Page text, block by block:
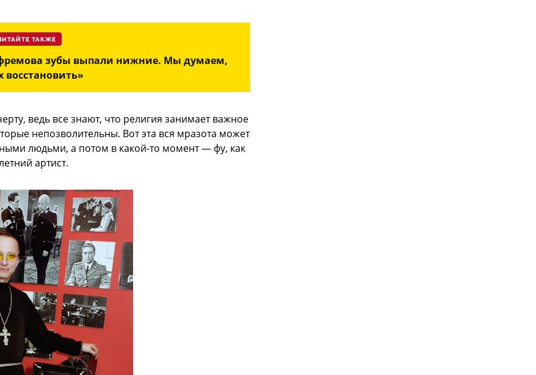
ТАКЖЕ
зубы выпали нижние. Мы думаем,
восстановить»
ведь все знают, что религия занимает важное
непозволительны. Вот эта вся мразота может
людьми, а потом в какой-то момент — фу, как
артист.